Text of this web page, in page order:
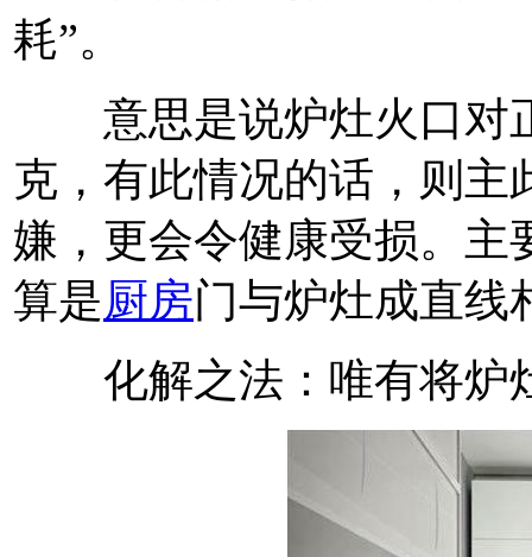
耗”。
意思是说炉灶火口对
克，有此情况的话，则主
嫌，更会令健康受损。主
算是厨房门与炉灶成直线
化解之法：唯有将炉